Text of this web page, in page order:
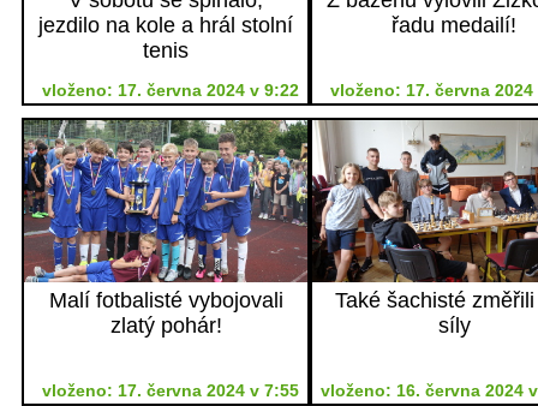
jezdilo na kole a hrál stolní
tenis
vloženo: 17. června 2024 v 9:22
řadu medailí!
vloženo: 17. června 2024
Malí fotbalisté vybojovali
zlatý pohár!
vloženo: 17. června 2024 v 7:55
Také šachisté
síly
vloženo: 16. června 2024